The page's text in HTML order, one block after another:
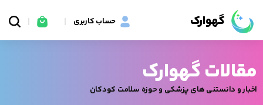
گهوارک حساب کاربری
مقالات گهوارک
اخبار و دانستنی های پزشکی و حوزه سلامت کودکان